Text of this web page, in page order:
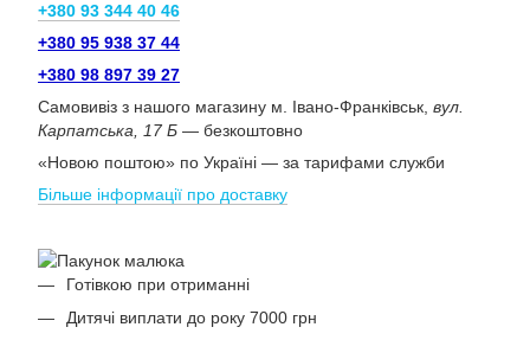
+380 93 344 40 46
+380 95 938 37 44
+380 98 897 39 27
Самовивіз з нашого магазину м. Івано-Франківськ, вул.
Карпатська, 17 Б — безкоштовно
«Новою поштою» по Україні — за тарифами служби
Більше інформації про доставку
Готівкою при отриманні
Дитячі виплати до року 7000 грн